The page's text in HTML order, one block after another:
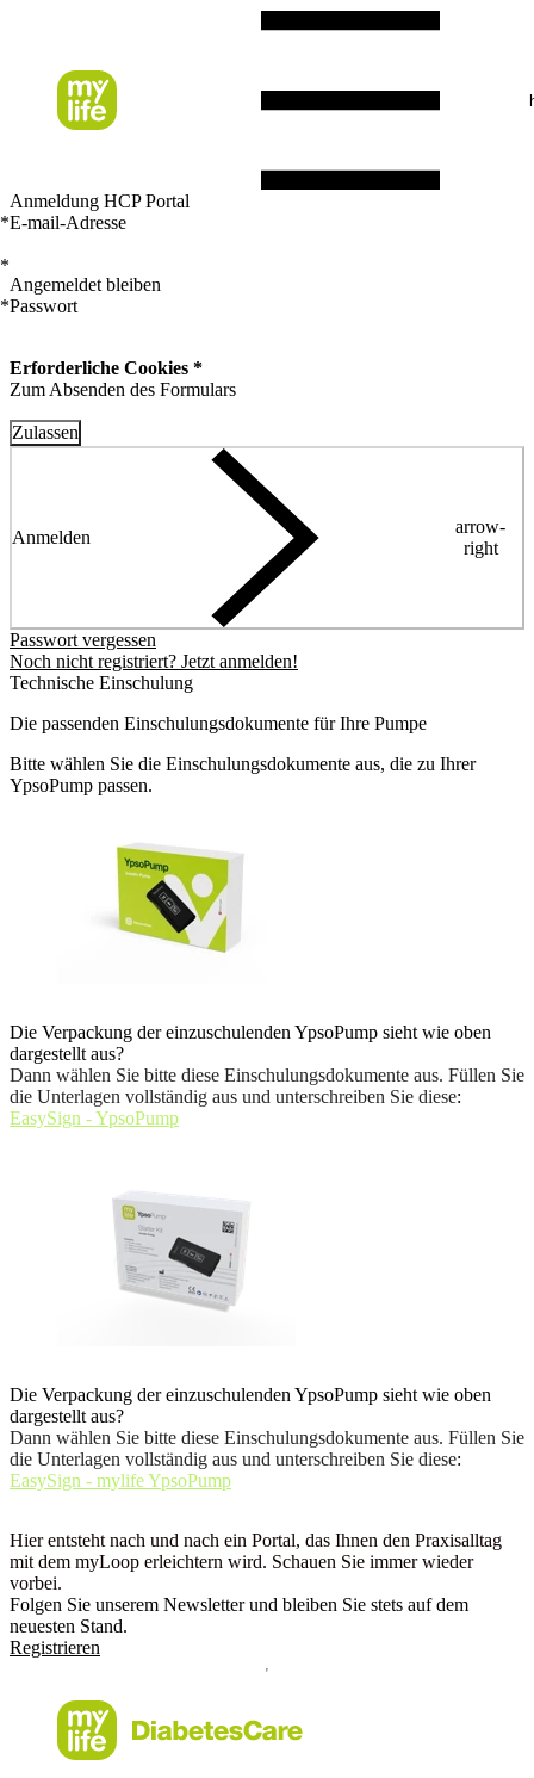
Anmeldung HCP Portal
*E-mail-Adresse
*
Angemeldet bleiben
*Passwort
Erforderliche Cookies *
Zum Absenden des Formulars
Zulassen
Anmelden
arrow-
right
Passwort vergessen
Noch nicht registriert? Jetzt anmelden!
Technische Einschulung
Die passenden Einschulungsdokumente für Ihre Pumpe
Bitte wählen Sie die Einschulungsdokumente aus, die zu Ihrer
YpsoPump passen.
Die Verpackung der einzuschulenden YpsoPump sieht wie oben
dargestellt aus?
Dann wählen Sie bitte diese Einschulungsdokumente aus. Füllen Sie
die Unterlagen vollständig aus und unterschreiben Sie diese:
EasySign - YpsoPump
Die Verpackung der einzuschulenden YpsoPump sieht wie oben
dargestellt aus?
Dann wählen Sie bitte diese Einschulungsdokumente aus. Füllen Sie
die Unterlagen vollständig aus und unterschreiben Sie diese:
EasySign - mylife YpsoPump
Hier entsteht nach und nach ein Portal, das Ihnen den Praxisalltag
mit dem myLoop erleichtern wird. Schauen Sie immer wieder
vorbei.
Folgen Sie unserem Newsletter und bleiben Sie stets auf dem
neuesten Stand.
Registrieren